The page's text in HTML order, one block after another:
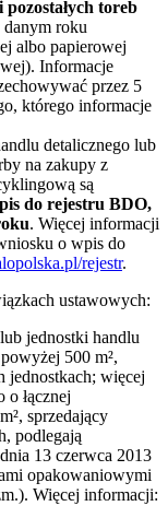
toreb
roku
albo papierowej
Informacje
przez 5
którego informacje
detalicznego lub
na zakupy z
są
do rejestru BDO,
. Więcej informacji
o wpis do
rejestr.
ustawowych:
jednostki handlu
500 m²,
jednostkach; więcej
o łącznej
sprzedający
podlegają
13 czerwca 2013
opakowaniowymi
Więcej informacji: